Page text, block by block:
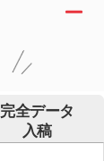
完全データ
入稿